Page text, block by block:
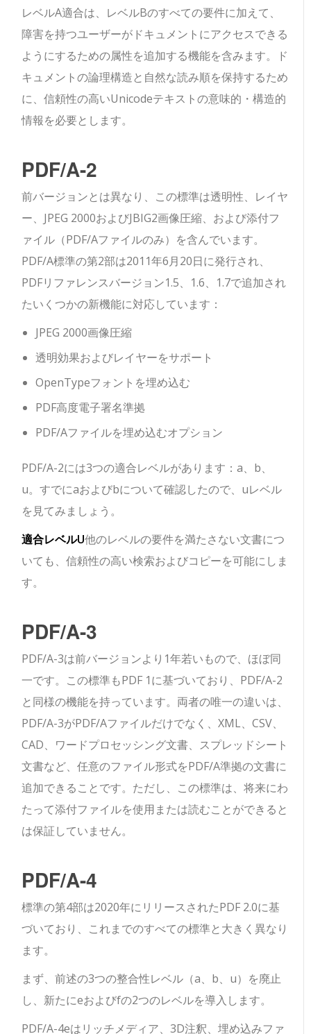
レベルA適合は、レベルBのすべての要件に加えて、
障害を持つユーザーがドキュメントにアクセスできる
ようにするための属性を追加する機能を含みます。ド
キュメントの論理構造と自然な読み順を保持するため
に、信頼性の高いUnicodeテキストの意味的・構造的
情報を必要とします。
PDF/A-2
前バージョンとは異なり、この標準は透明性、レイヤ
ー、JPEG 2000およびJBIG2画像圧縮、および添付フ
ァイル（PDF/Aファイルのみ）を含んでいます。
PDF/A標準の第2部は2011年6月20日に発行され、
PDFリファレンスバージョン1.5、1.6、1.7で追加され
たいくつかの新機能に対応しています：
JPEG 2000画像圧縮
透明効果およびレイヤーをサポート
OpenTypeフォントを埋め込む
PDF高度電子署名準拠
PDF/Aファイルを埋め込むオプション
PDF/A-2には3つの適合レベルがあります：a、b、
u。すでにaおよびbについて確認したので、uレベル
を見てみましょう。
適合レベルU他のレベルの要件を満たさない文書につ
いても、信頼性の高い検索およびコピーを可能にしま
す。
PDF/A-3
PDF/A-3は前バージョンより1年若いもので、ほぼ同
一です。この標準もPDF 1に基づいており、PDF/A-2
と同様の機能を持っています。両者の唯一の違いは、
PDF/A-3がPDF/Aファイルだけでなく、XML、CSV、
CAD、ワードプロセッシング文書、スプレッドシート
文書など、任意のファイル形式をPDF/A準拠の文書に
追加できることです。ただし、この標準は、将来にわ
たって添付ファイルを使用または読むことができると
は保証していません。
PDF/A-4
標準の第4部は2020年にリリースされたPDF 2.0に基
づいており、これまでのすべての標準と大きく異なり
ます。
まず、前述の3つの整合性レベル（a、b、u）を廃止
し、新たにeおよびfの2つのレベルを導入します。
PDF/A-4eはリッチメディア、3D注釈、埋め込みファ